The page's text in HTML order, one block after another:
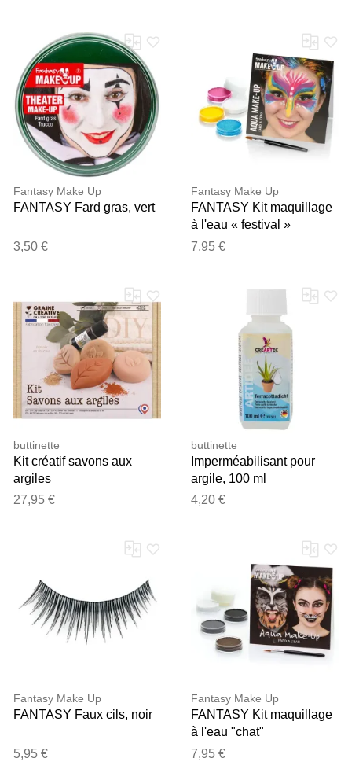
Fantasy Make Up
FANTASY Fard gras, vert
3,50 €
Fantasy Make Up
FANTASY Kit maquillage
à l'eau « festival »
7,95 €
buttinette
Kit créatif savons aux
argiles
27,95 €
buttinette
Imperméabilisant pour
argile, 100 ml
4,20 €
Fantasy Make Up
FANTASY Faux cils, noir
5,95 €
Fantasy Make Up
FANTASY Kit maquillage
à l'eau "chat"
7,95 €